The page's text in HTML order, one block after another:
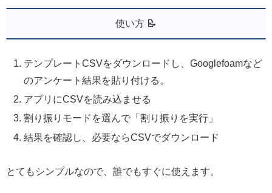
使い方 📝
テンプレートCSVをダウンロードし、Googlefoamなど
のアンケート結果を貼り付ける。
アプリにCSVを読み込ませる
割り振りモードを選んで「割り振りを実行」
結果を確認し、必要ならCSVでダウンロード
とてもシンプルなので、誰でもすぐに使えます。